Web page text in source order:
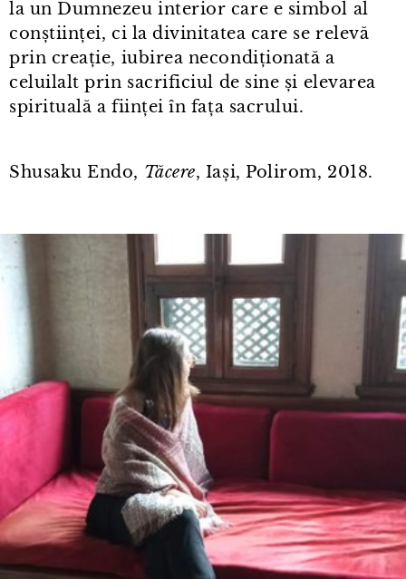
la un Dumnezeu interior care e simbol al
conștiinței, ci la divinitatea care se relevă
prin creație, iubirea necondiționată a
celuilalt prin sacrificiul de sine și elevarea
spirituală a ființei în fața sacrului.
Shusaku Endo, Tăcere, Iași, Polirom, 2018.